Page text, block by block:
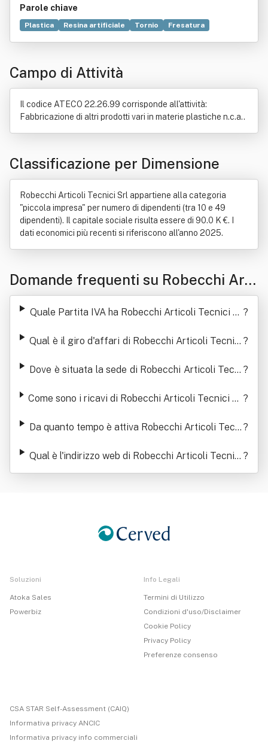
Parole chiave
Plastica Resina artificiale Tornio
Fresatura
Meccanica applicata
Metallo
Stampaggio
Campo di Attività
Il codice ATECO 22.26.99 corrisponde all'attività:
Fabbricazione di altri prodotti vari in materie plastiche n.c.a..
Classificazione per Dimensione
Robecchi Articoli Tecnici Srl appartiene alla categoria
"piccola impresa" per numero di dipendenti (tra 10 e 49
dipendenti). Il capitale sociale risulta essere di 90.0 K €. I
dati economici più recenti si riferiscono all'anno 2025.
Domande frequenti su Robecchi Arti
coli Tecnici Srl
Quale Partita IVA ha Robecchi Articoli Tecnici Sr ?
Qual è il giro d'affari di Robecchi Articoli Tecnici ?
Dove è situata la sede di Robecchi Articoli Tecni ?
Come sono i ricavi di Robecchi Articoli Tecnici Sr ?
Da quanto tempo è attiva Robecchi Articoli Tecni ?
Qual è l'indirizzo web di Robecchi Articoli Tecnici
Srl
?
Soluzioni
Atoka Sales
Powerbiz
Info Legali
Termini di Utilizzo
Condizioni d'uso/Disclaimer
Cookie Policy
Privacy Policy
Preferenze consenso
CSA STAR Self-Assessment (CAIQ)
Informativa privacy ANCIC
Informativa privacy info commerciali